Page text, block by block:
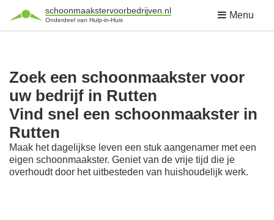
schoonmaakstervoorbedrijven.nl
Onderdeel van Hulp-in-Huis Menu
Zoek een schoonmaakster voor
uw bedrijf in Rutten
Vind snel een schoonmaakster in
Rutten
Maak het dagelijkse leven een stuk aangenamer met een
eigen schoonmaakster. Geniet van de vrije tijd die je
overhoudt door het uitbesteden van huishoudelijk werk.